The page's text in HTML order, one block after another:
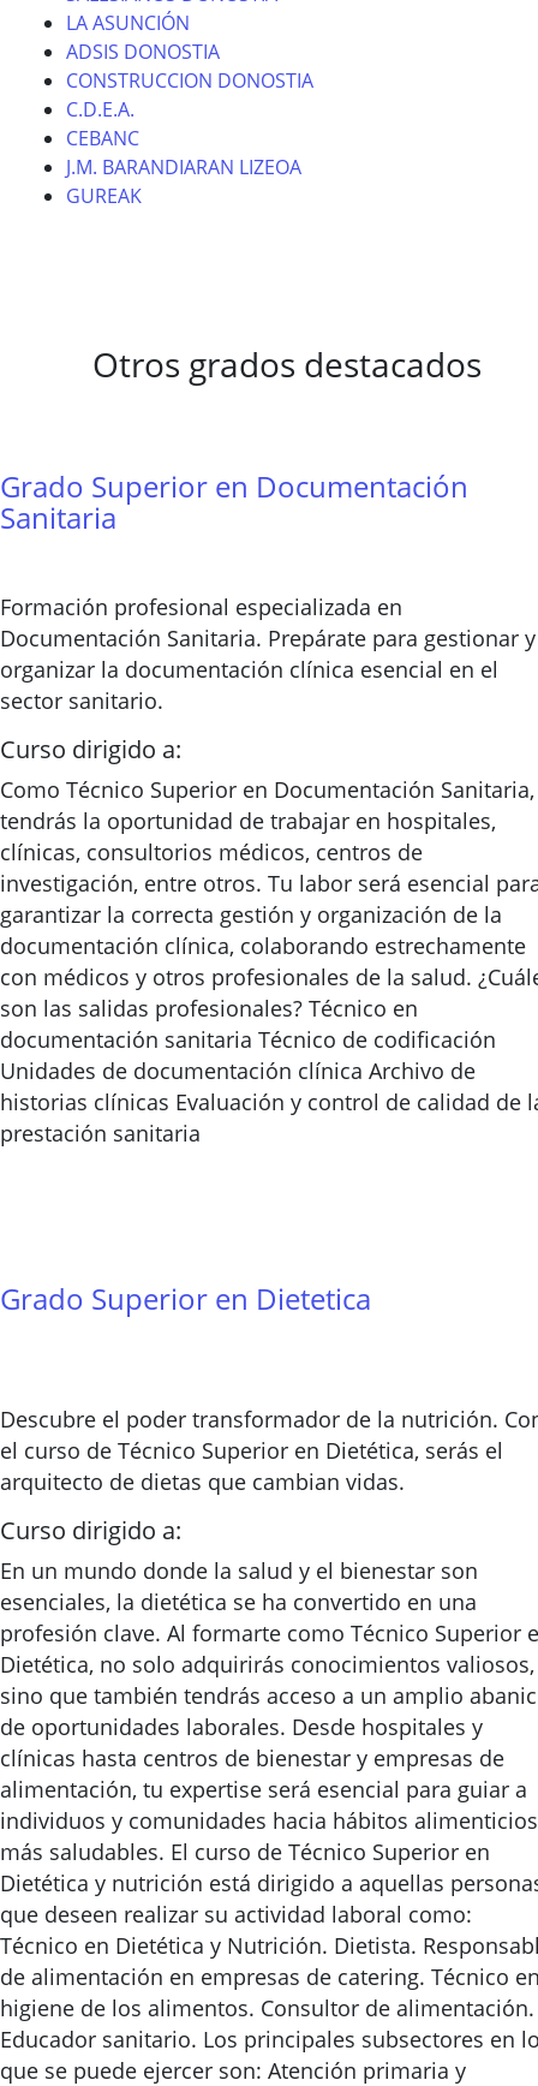
LA ASUNCIÓN
ADSIS DONOSTIA
CONSTRUCCION DONOSTIA
C.D.E.A.
CEBANC
J.M. BARANDIARAN LIZEOA
GUREAK
Otros grados destacados
Grado Superior en Documentación
Sanitaria
Formación profesional especializada en
Documentación Sanitaria. Prepárate para gestionar y
organizar la documentación clínica esencial en el
sector sanitario.
Curso dirigido a:
Como Técnico Superior en Documentación Sanitaria,
tendrás la oportunidad de trabajar en hospitales,
clínicas, consultorios médicos, centros de
investigación, entre otros. Tu labor será esencial
garantizar la correcta gestión y organización de la
documentación clínica, colaborando estrechamente
con médicos y otros profesionales de la salud.
son las salidas profesionales? Técnico en
documentación sanitaria Técnico de codificación
Unidades de documentación clínica Archivo de
historias clínicas Evaluación y control de calidad de
prestación sanitaria
Grado Superior en Dietetica
Descubre el poder transformador de la nutrición.
el curso de Técnico Superior en Dietética, serás el
arquitecto de dietas que cambian vidas.
Curso dirigido a:
En un mundo donde la salud y el bienestar son
esenciales, la dietética se ha convertido en una
profesión clave. Al formarte como Técnico Superior
Dietética, no solo adquirirás conocimientos valiosos,
sino que también tendrás acceso a un amplio
de oportunidades laborales. Desde hospitales y
clínicas hasta centros de bienestar y empresas de
alimentación, tu expertise será esencial para guiar a
individuos y comunidades hacia hábitos alimenticios
más saludables. El curso de Técnico Superior en
Dietética y nutrición está dirigido a aquellas
que deseen realizar su actividad laboral como:
Técnico en Dietética y Nutrición. Dietista.
de alimentación en empresas de catering. Técnico
higiene de los alimentos. Consultor de alimentación.
Educador sanitario. Los principales subsectores en
que se puede ejercer son: Atención primaria y